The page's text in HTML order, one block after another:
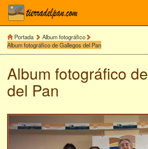
Portada
Album fotográfico
Album fotográfico de Gallegos del Pan
Album fotográfico de
del Pan